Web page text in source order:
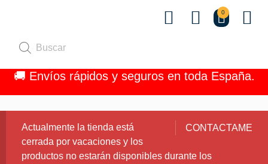
0
🚚 Envíos rápidos y seguros en toda España.
CONTACTAME
Actualmente la tienda está
cerrada por vacaciones y los
productos no estarán disponibles durante los